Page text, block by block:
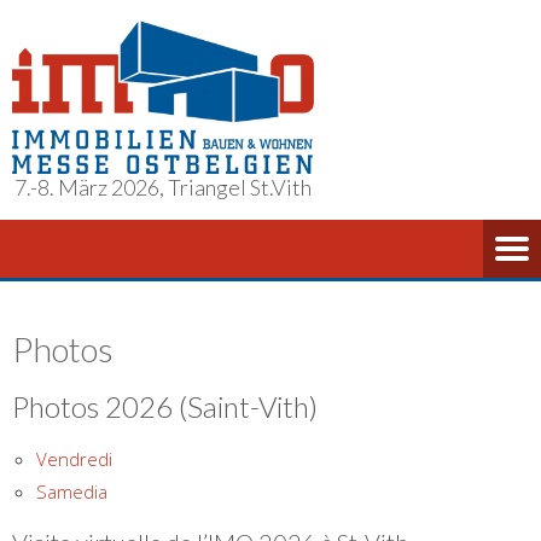
7.-8. März 2026, Triangel St.Vith
Photos
Photos 2026 (Saint-Vith)
Vendredi
Samedia